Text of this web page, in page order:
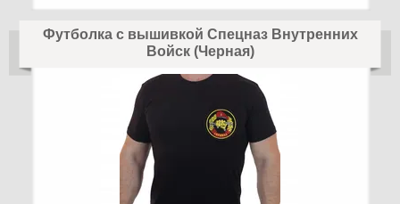
Футболка с вышивкой Спецназ Внутренних
Войск (Черная)